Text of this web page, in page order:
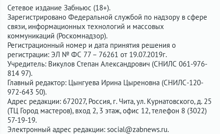
Сетевое издание Забньюс (18+).
Зарегистрировано Федеральной службой по надзору в сфере
связи, информационных технологий и массовых
коммуникаций (Роскомнадзор).
Регистрационный номер и дата принятия решения о
регистрации: ЭЛ № ФС 77 – 76261 от 19.07.2019г.
Учредитель: Викулов Степан Александрович (СНИЛС 061-976-
814 97).
Главный редактор: Цынгуева Ирина Цыреновна (СНИЛС-120-
972-643 50).
Адрес редакции: 672027, Россия, г. Чита, ул. Курнатовского, д. 25
(ТЦ Город мастеров), вход 2, 3 этаж, офис 12, телефон 8 (3022)
57-19-19.
Электронный адрес редакции: social@zabnews.ru.